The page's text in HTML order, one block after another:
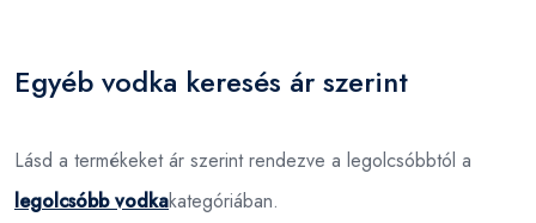
Egyéb vodka keresés ár szerint
Lásd a termékeket ár szerint rendezve a legolcsóbbtól a
legolcsóbb vodkakategóriában.